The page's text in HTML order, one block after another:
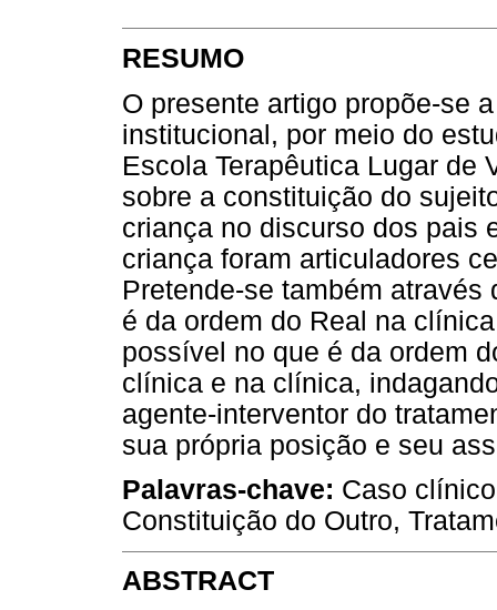
RESUMO
O presente artigo propõe-se
institucional, por meio do
Escola Terapêutica Lugar de
sobre a constituição do
criança no discurso dos pais
criança foram articuladores
Pretende-se também
é da ordem do Real na
possível no que é da ordem
clínica e na clínica,
agente-interventor do
sua própria posição e seu
Palavras-chave: Caso
Constituição do Outro,
ABSTRACT